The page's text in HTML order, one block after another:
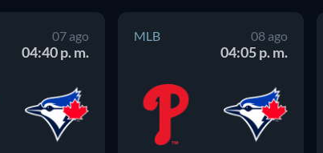
07 ago
04:40 p. m.
MLB 08 ago
04:05 p. m.